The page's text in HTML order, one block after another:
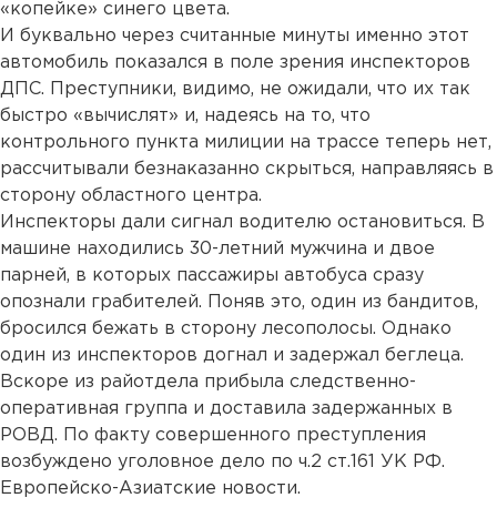
«копейке» синего цвета.
И буквально через считанные минуты именно этот
автомобиль показался в поле зрения инспекторов
ДПС. Преступники, видимо, не ожидали, что их так
быстро «вычислят» и, надеясь на то, что
контрольного пункта милиции на трассе теперь нет,
рассчитывали безнаказанно скрыться, направляясь в
сторону областного центра.
Инспекторы дали сигнал водителю остановиться. В
машине находились 30-летний мужчина и двое
парней, в которых пассажиры автобуса сразу
опознали грабителей. Поняв это, один из бандитов,
бросился бежать в сторону лесополосы. Однако
один из инспекторов догнал и задержал беглеца.
Вскоре из райотдела прибыла следственно-
оперативная группа и доставила задержанных в
РОВД. По факту совершенного преступления
возбуждено уголовное дело по ч.2 ст.161 УК РФ.
Европейско-Азиатские новости.